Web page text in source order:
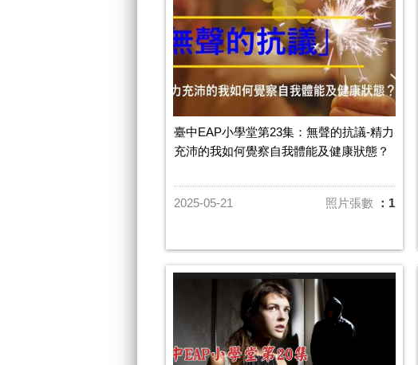
臺中EAP小學堂第23集：無聲的抗議-精力
充沛的我如何覺察自我體能及健康狀態？
2025-05-21 照片張數 ：1